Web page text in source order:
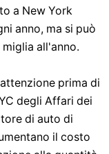
a New York
anno, ma si può
all'anno.
prima di
degli Affari dei
di auto di
il costo